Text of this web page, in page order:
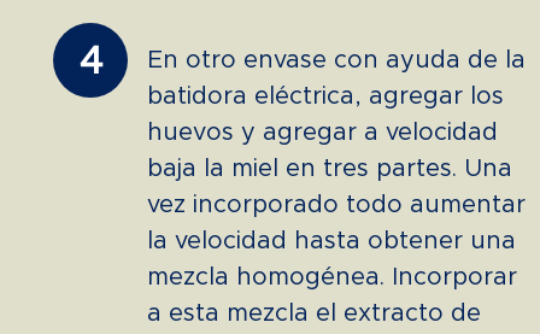
4
En otro envase con ayuda de la
batidora eléctrica, agregar los
huevos y agregar a velocidad
baja la miel en tres partes. Una
vez incorporado todo aumentar
la velocidad hasta obtener una
mezcla homogénea. Incorporar
a esta mezcla el extracto de